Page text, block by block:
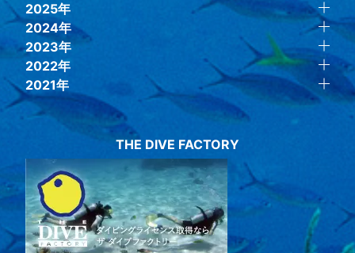
2025年
2024年
2023年
2022年
2021年
THE DIVE FACTORY